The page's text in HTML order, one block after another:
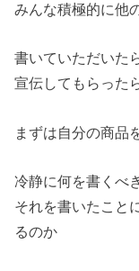
みんな積極的に他
書いていただいた
宣伝してもらった
まずは自分の商品
冷静に何を書くべ
それを書いたこと
るのか